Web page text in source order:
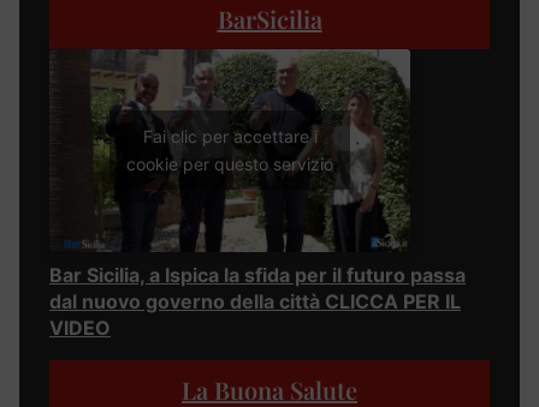
BarSicilia
Fai clic per accettare i
cookie per questo servizio
Bar Sicilia, a Ispica la sfida per il futuro passa
dal nuovo governo della città CLICCA PER IL
VIDEO
La Buona Salute